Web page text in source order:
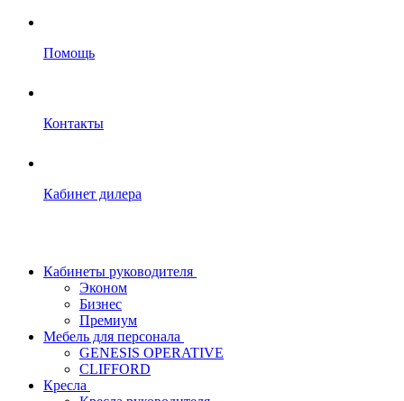
Помощь
Контакты
Кабинет дилера
Кабинеты руководителя
Эконом
Бизнес
Премиум
Мебель для персонала
GENESIS OPERATIVE
CLIFFORD
Кресла